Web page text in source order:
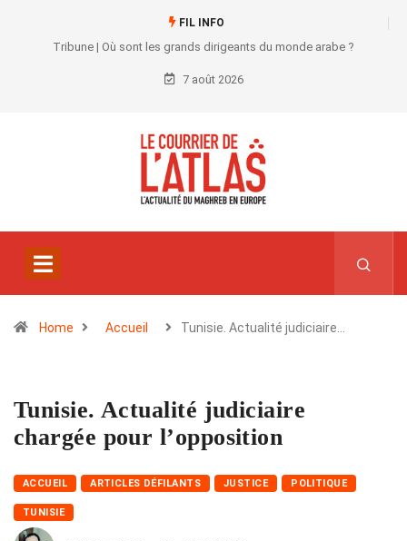
FIL INFO
Tribune | Où sont les grands dirigeants du monde arabe ?
7 août 2026
Home Accueil Tunisie. Actualité judiciaire…
Tunisie. Actualité judiciaire
chargée pour l’opposition
ACCUEIL ARTICLES DÉFILANTS JUSTICE POLITIQUE
TUNISIE